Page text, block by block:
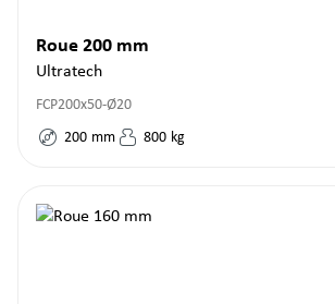
Roue 200 mm
Ultratech
FCP200x50-Ø20
200 mm 800 kg